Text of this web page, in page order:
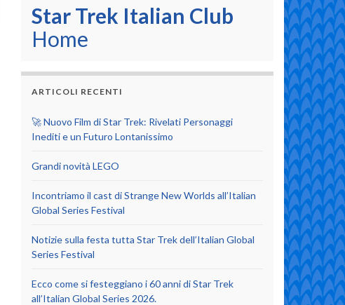
Star Trek Italian Club
Home
ARTICOLI RECENTI
🚀 Nuovo Film di Star Trek: Rivelati Personaggi
Inediti e un Futuro Lontanissimo
Grandi novità LEGO
Incontriamo il cast di Strange New Worlds all’Italian
Global Series Festival
Notizie sulla festa tutta Star Trek dell’Italian Global
Series Festival
Ecco come si festeggiano i 60 anni di Star Trek
all’Italian Global Series 2026.